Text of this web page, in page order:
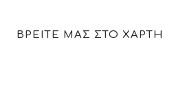
ΒΡΕΙΤΕ ΜΑΣ ΣΤΟ ΧΑΡΤΗ